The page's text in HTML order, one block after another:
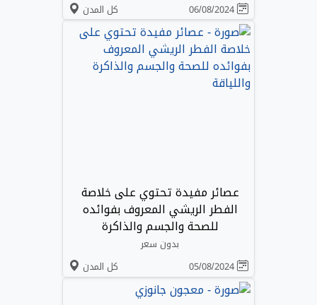
كل المدن
عصائر مفيدة تحتوي على خلاصة
الفطر الريشي المعروف بفوائده
للصحة والجسم والذاكرة
بدون سعر
كل المدن